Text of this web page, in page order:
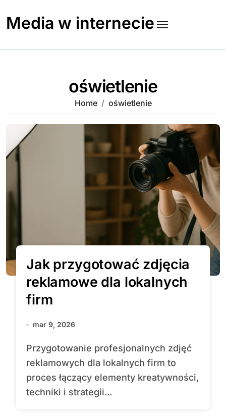
content
Media w internecie
oświetlenie
Home oświetlenie
Jak przygotować zdjęcia
reklamowe dla lokalnych
firm
mar 9, 2026
Przygotowanie profesjonalnych zdjęć
reklamowych dla lokalnych firm to
proces łączący elementy kreatywności,
techniki i strategii...